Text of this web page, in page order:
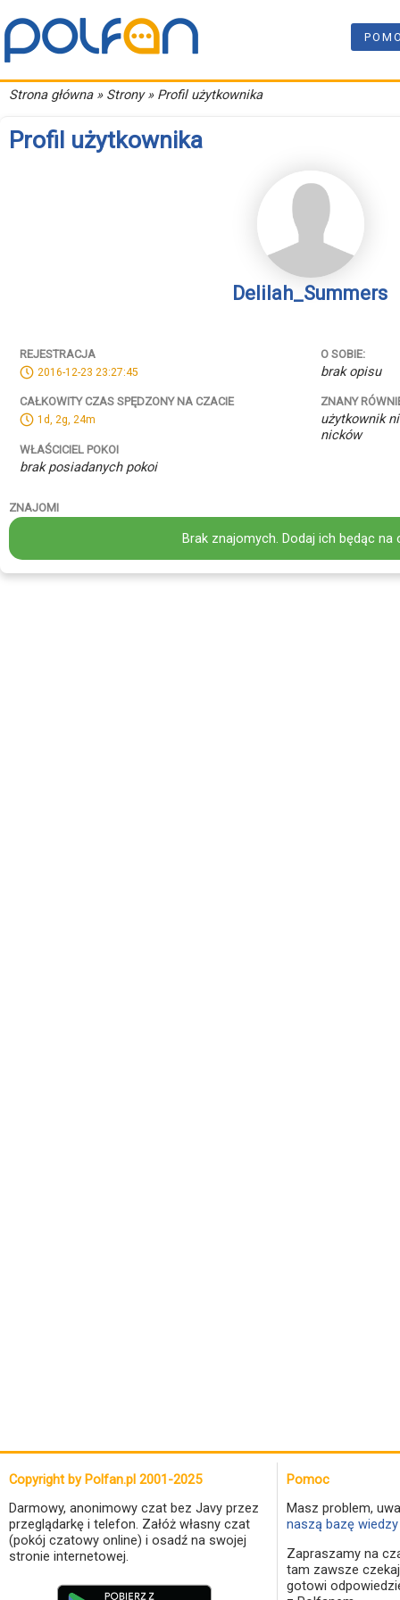
Strona główna» Strony » Profil użytkownika
Profil użytkownika
Delilah_Summers
REJESTRACJA
2016-12-23 23:27:45
CAŁKOWITY CZAS SPĘDZONY NA CZACIE
1d, 2g, 24m
WŁAŚCICIEL POKOI
brak posiadanych pokoi
O SOBIE:
brak opisu
ZNANY
użytkownik
nicków
ZNAJOMI
Brak znajomych. Dodaj ich będąc na
Copyright by Polfan.pl 2001-2025
Darmowy, anonimowy czat bez Javy przez
przeglądarkę i telefon. Załóż własny czat
(pokój czatowy online) i osadź na swojej
stronie internetowej.
Pomoc
Masz problem,
naszą bazę
Zapraszamy na
tam zawsze
gotowi